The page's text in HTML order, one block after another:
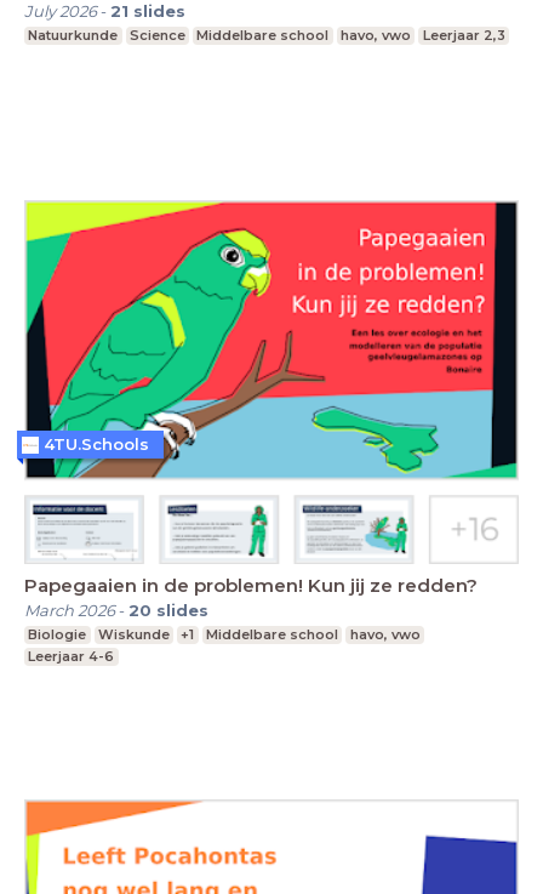
July 2026- 21 slides
Natuurkunde Science Middelbare school havo, vwo Leerjaar 2,3
Papegaaien in de problemen! Kun jij ze redden?
March 2026- 20 slides
Biologie Wiskunde +1 Middelbare school
havo, vwo
Leerjaar 4-6
4TU.Schools